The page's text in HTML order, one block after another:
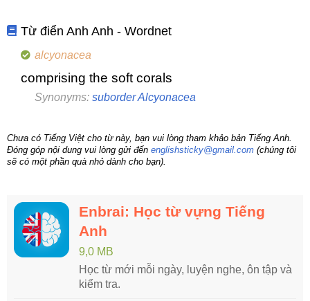
Từ điển Anh Anh - Wordnet
alcyonacea
comprising the soft corals
Synonyms: suborder Alcyonacea
Chưa có Tiếng Việt cho từ này, bạn vui lòng tham khảo bản Tiếng Anh.
Đóng góp nội dung vui lòng gửi đến englishsticky@gmail.com (chúng tôi
sẽ có một phần quà nhỏ dành cho bạn).
Enbrai: Học từ vựng Tiếng
Anh
9,0 MB
Học từ mới mỗi ngày, luyện nghe, ôn tập và
kiểm tra.